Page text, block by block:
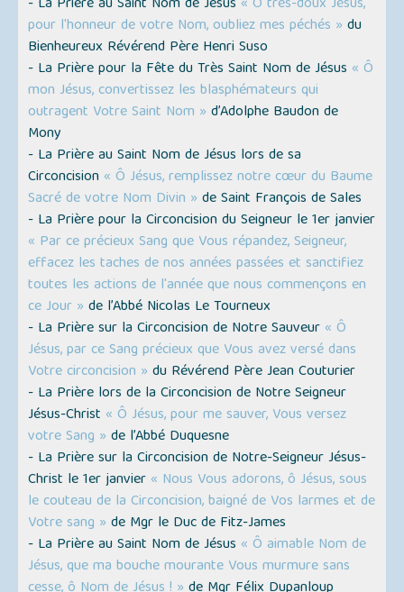
pour l'honneur de votre Nom, oubliez mes péchés » du
Bienheureux Révérend Père Henri Suso
- La Prière pour la Fête du Très Saint Nom de Jésus « Ô
mon Jésus, convertissez les blasphémateurs qui
outragent Votre Saint Nom » d’Adolphe Baudon de
Mony
- La Prière au Saint Nom de Jésus lors de sa
Circoncision « Ô Jésus, remplissez notre cœur du Baume
Sacré de votre Nom Divin » de Saint François de Sales
- La Prière pour la Circoncision du Seigneur le 1er janvier
« Par ce précieux Sang que Vous répandez, Seigneur,
effacez les taches de nos années passées et sanctifiez
toutes les actions de l'année que nous commençons en
ce Jour » de l’Abbé Nicolas Le Tourneux
- La Prière sur la Circoncision de Notre Sauveur « Ô
Jésus, par ce Sang précieux que Vous avez versé dans
Votre circoncision » du Révérend Père Jean Couturier
- La Prière lors de la Circoncision de Notre Seigneur
Jésus-Christ « Ô Jésus, pour me sauver, Vous versez
votre Sang » de l’Abbé Duquesne
- La Prière sur la Circoncision de Notre-Seigneur Jésus-
Christ le 1er janvier « Nous Vous adorons, ô Jésus, sous
le couteau de la Circoncision, baigné de Vos larmes et de
Votre sang » de Mgr le Duc de Fitz-James
- La Prière au Saint Nom de Jésus « Ô aimable Nom de
Jésus, que ma bouche mourante Vous murmure sans